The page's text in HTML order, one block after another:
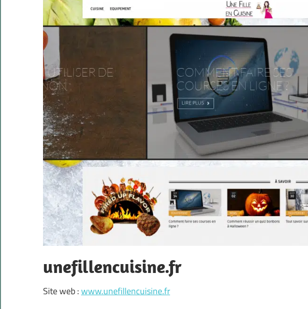
unefillencuisine.fr
Site web :www.unefillencuisine.fr